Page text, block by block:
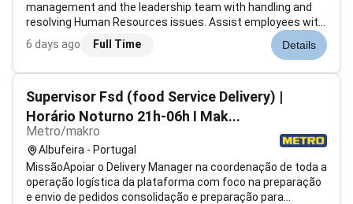
management and the leadership team with handling and
resolving Human Resources issues. Assist employees with
internal and external transfer requests and procedures.
Monitor and assist managers/supervisors with hiring
6 days ago Full Time Details
Supervisor Fsd (food Service Delivery) |
Horário Noturno 21h-06h I Mak...
Metro/makro
Albufeira - Portugal
MissãoApoiar o Delivery Manager na coordenação de toda a
operação logística da plataforma com foco na preparação
e envio de pedidos consolidação e preparação para